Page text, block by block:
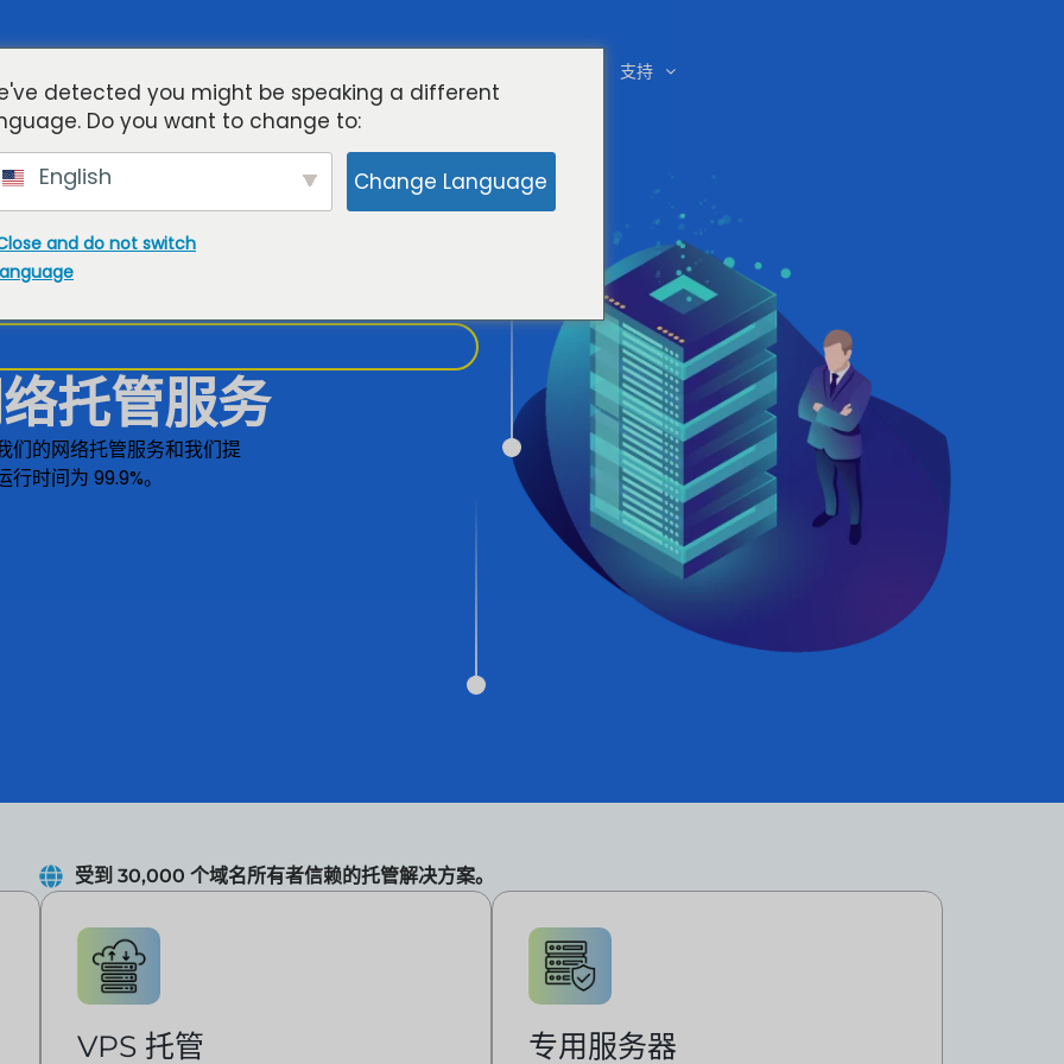
支持
托管服务
们的网络托管服务和我们提
时间为 99.9%。
受到 30,000 个域名所有者信赖的托管解决方案。
VPS 托管 专用服务器
detected you might be speaking a different
Do you want to change to:
English Change Language
and do not switch